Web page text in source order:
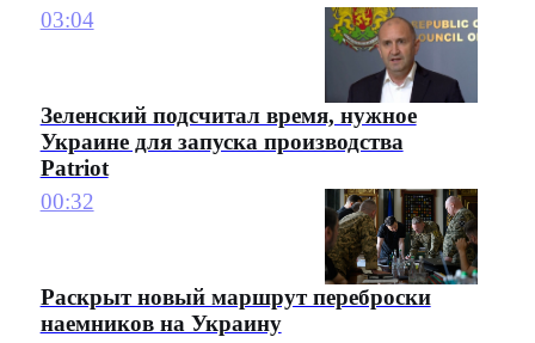
03:04
Зеленский подсчитал время, нужное
Украине для запуска производства
Patriot
00:32
Раскрыт новый маршрут переброски
наемников на Украину